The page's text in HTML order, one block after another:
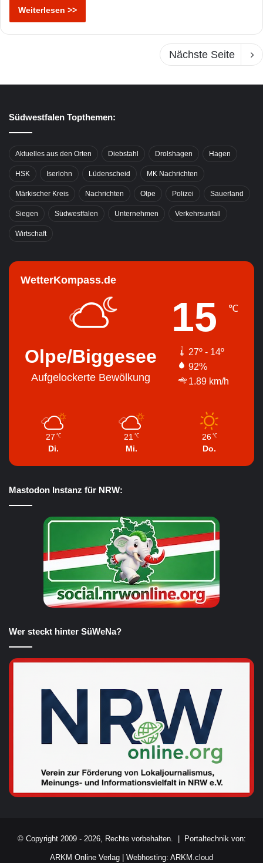
Weiterlesen >>
Nächste Seite
Südwestfalen Topthemen:
Aktuelles aus den Orten Diebstahl Drolshagen Hagen
HSK Iserlohn Lüdenscheid MK Nachrichten
Märkischer Kreis Nachrichten Olpe Polizei Sauerland
Siegen Südwestfalen Unternehmen Verkehrsunfall
Wirtschaft
WetterKompass.de
Olpe/Biggesee
Aufgelockerte Bewölkung
15 ℃
27º - 14º
92%
1.89 km/h
27 ℃
Di.
21 ℃
Mi.
26 ℃
Do.
Mastodon Instanz für NRW:
Wer steckt hinter SüWeNa?
© Copyright 2009 - 2026, Rechte vorbehalten. | Portaltechnik von:
ARKM Online Verlag Webhosting: ARKM.cloud